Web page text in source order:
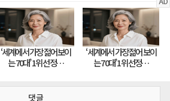
댓글